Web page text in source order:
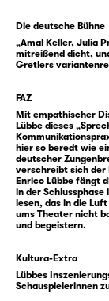
anderen, um
könnte oder
und kleinen
der Pampa,
schließlich
Von dem
auf Zeit
„Fischer
Fremde,
Linien so,
Die deutsche Bühne
„Amal Keller, Julia
mitreißend dicht,
Gretlers
FAZ
Mit empathischer
Lübbe dieses
hier so beredt wie
deutscher
verschreibt sich der
Enrico Lübbe fängt
in der Schlussphase
lesen, das in die
ums Theater nicht
und begeistern.
Kultura-Extra
Lübbes
Schauspielerinnen